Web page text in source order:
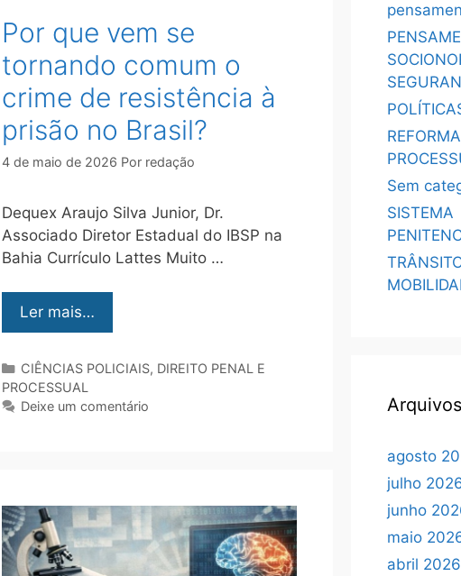
Por que vem se
tornando comum o
crime de resistência à
prisão no Brasil?
4 de maio de 2026 Por redação
Dequex Araujo Silva Junior, Dr.
Associado Diretor Estadual do IBSP na
Bahia Currículo Lattes Muito …
Ler mais…
CIÊNCIAS POLICIAIS, DIREITO PENAL E
PROCESSUAL
Deixe um comentário
Sem
SISTEMA
Arquivos
agosto
julho
junho
maio
abril 2026